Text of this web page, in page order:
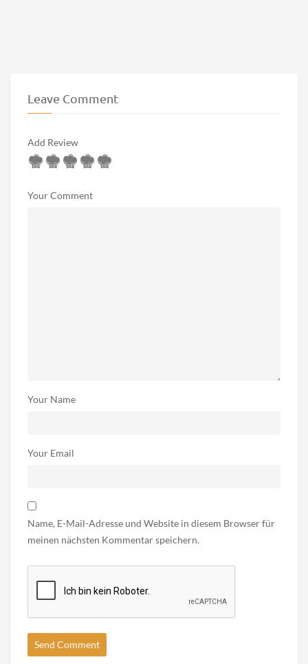
Leave Comment
Add Review
Your Comment
Your Name
Your Email
Name, E-Mail-Adresse und Website in diesem Browser für
meinen nächsten Kommentar speichern.